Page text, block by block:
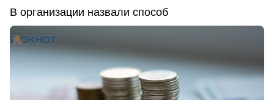
В организации назвали способ